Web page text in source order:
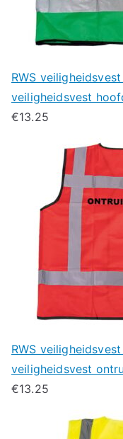
RWS
veiligheidsvest
€13.25
RWS
veiligheidsvest
€13.25